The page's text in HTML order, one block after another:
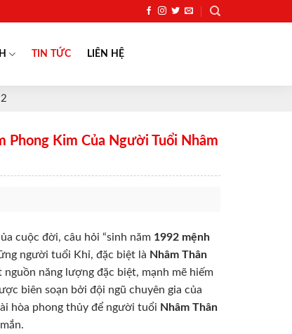
TIN TỨC LIÊN HỆ
Phong Kim Của Người Tuổi Nhâm
cuộc đời, câu hỏi “sinh năm 1992 mệnh
người tuổi Khỉ, đặc biệt là Nhâm Thân
năng lượng đặc biệt, mạnh mẽ hiếm
biên soạn bởi đội ngũ chuyên gia của
hòa phong thủy để người tuổi Nhâm Thân